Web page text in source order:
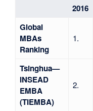
2016
Global
MBAs
Ranking
1.
Tsinghua—
INSEAD
EMBA
(TIEMBA)
2.